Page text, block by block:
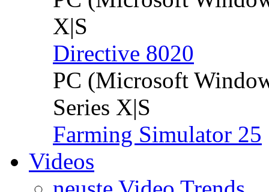
X|S
Directive 8020
PC (Microsoft
Series X|S
Farming Simulator 25
Videos